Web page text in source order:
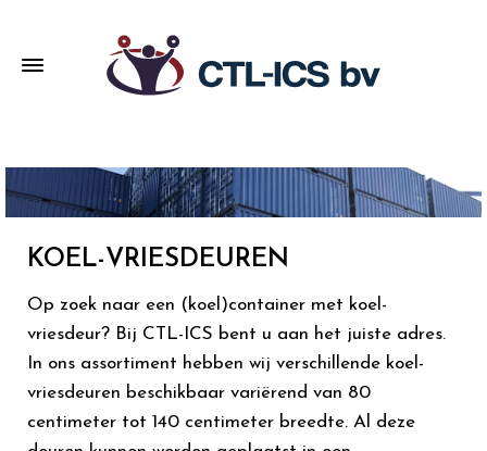
KOEL-VRIESDEUREN
Op zoek naar een (koel)container met koel-
vriesdeur? Bij CTL-ICS bent u aan het juiste adres.
In ons assortiment hebben wij verschillende koel-
vriesdeuren beschikbaar variërend van 80
centimeter tot 140 centimeter breedte. Al deze